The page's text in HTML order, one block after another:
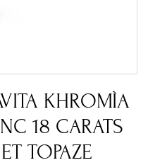
KHROMÌA
18 CARATS
TOPAZE